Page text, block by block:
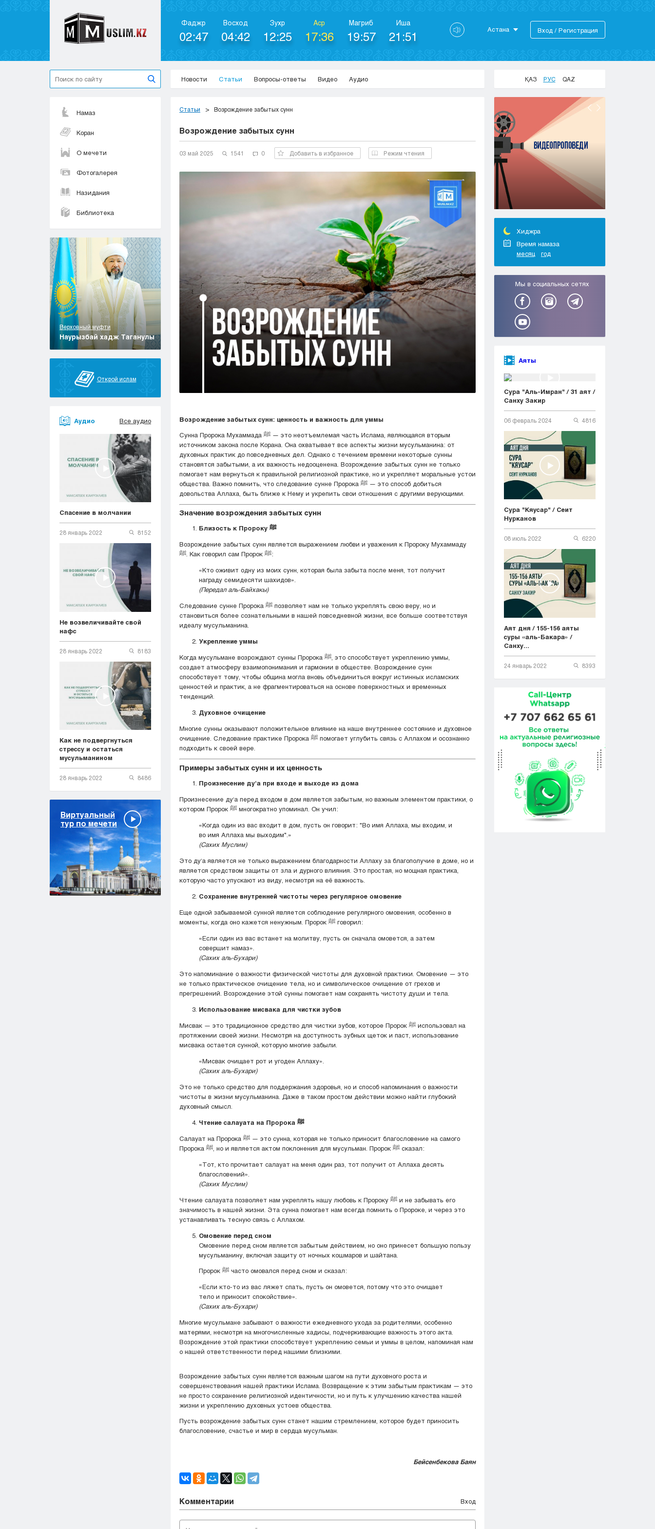
Фаджр
02:47
Восход
04:42
Зухр
12:25
Аср
17:36
Магриб
19:57
Иша
21:51 Астана
Актобе
Жезказган
Караганда
Кокшетау
Костанай
Кызылорда
Павлодар
Петропавловск
Талдыкорган
Тараз
Туркестан
Усть-Каменогорск
Шымкент
Вход / Регистрация
Новости Статьи Вопросы-ответы Видео Аудио ҚАЗ РУС QAZ
Намаз
Коран
О мечети
Фотогалерея
Назидания
Библиотека
Верховный муфти
Наурызбай хадж Таганулы
Открой ислам
Аудио Все аудио
Спасение в молчании
28 январь 2022 8152
Не возвеличивайте свой
нафс
28 январь 2022 8183
Как не подвергнуться
стрессу и остаться
мусульманином
28 январь 2022 8486
Виртуальный
тур по мечети
Статьи Возрождение забытых сунн
Возрождение забытых сунн
03 май 2025 1541 0 Добавить в избранное Режим чтения
Возрождение забытых сунн: ценность и важность для уммы
Сунна Пророка Мухаммада ﷺ — это неотъемлемая часть Ислама, являющаяся вторым
источником закона после Корана. Она охватывает все аспекты жизни мусульманина: от
духовных практик до повседневных дел. Однако с течением времени некоторые сунны
становятся забытыми, а их важность недооценена. Возрождение забытых сунн не только
помогает нам вернуться к правильной религиозной практике, но и укрепляет моральные устои
общества. Важно помнить, что следование сунне Пророка ﷺ — это способ добиться
довольства Аллаха, быть ближе к Нему и укрепить свои отношения с другими верующими.
Значение возрождения забытых сунн
Близость к Пророку ﷺ
Возрождение забытых сунн является выражением любви и уважения к Пророку Мухаммаду
ﷺ. Как говорил сам Пророк ﷺ:
«Кто оживит одну из моих сунн, которая была забыта после меня, тот получит
награду семидесяти шахидов».
(Передал аль-Байхакы)
Следование сунне Пророка ﷺ позволяет нам не только укреплять свою веру, но и
становиться более сознательными в нашей повседневной жизни, все больше соответствуя
идеалу мусульманина.
Укрепление уммы
Когда мусульмане возрождают сунны Пророка ﷺ, это способствует укреплению уммы,
создает атмосферу взаимопонимания и гармонии в обществе. Возрождение сунн
способствует тому, чтобы община могла вновь объединиться вокруг истинных исламских
ценностей и практик, а не фрагментироваться на основе поверхностных и временных
тенденций.
Духовное очищение
Многие сунны оказывают положительное влияние на наше внутреннее состояние и духовное
очищение. Следование практике Пророка ﷺ помогает углубить связь с Аллахом и осознанно
подходить к своей вере.
Примеры забытых сунн и их ценность
Произнесение ду‘а при входе и выходе из дома
Произнесение ду‘а перед входом в дом является забытым, но важным элементом практики, о
котором Пророк ﷺ многократно упоминал. Он учил:
«Когда один из вас входит в дом, пусть он говорит: "Во имя Аллаха, мы входим, и
во имя Аллаха мы выходим".»
(Сахих Муслим)
Это ду‘а является не только выражением благодарности Аллаху за благополучие в доме, но и
является средством защиты от зла и дурного влияния. Это простая, но мощная практика,
которую часто упускают из виду, несмотря на её важность.
Сохранение внутренней чистоты через регулярное омовение
Еще одной забываемой сунной является соблюдение регулярного омовения, особенно в
моменты, когда оно кажется ненужным. Пророк ﷺ говорил:
«Если один из вас встанет на молитву, пусть он сначала омовется, а затем
совершит намаз».
(Сахих аль-Бухари)
Это напоминание о важности физической чистоты для духовной практики. Омовение — это
не только практическое очищение тела, но и символическое очищение от грехов и
прегрешений. Возрождение этой сунны помогает нам сохранять чистоту души и тела.
Использование мисвака для чистки зубов
Мисвак — это традиционное средство для чистки зубов, которое Пророк ﷺ использовал на
протяжении своей жизни. Несмотря на доступность зубных щеток и паст, использование
мисвака остается сунной, которую многие забыли.
«Мисвак очищает рот и угоден Аллаху».
(Сахих аль-Бухари)
Это не только средство для поддержания здоровья, но и способ напоминания о важности
чистоты в жизни мусульманина. Даже в таком простом действии можно найти глубокий
духовный смысл.
Чтение салауата на Пророка ﷺ
Салауат на Пророка ﷺ — это сунна, которая не только приносит благословение на самого
Пророка ﷺ, но и является актом поклонения для мусульман. Пророк ﷺ сказал:
«Тот, кто прочитает салауат на меня один раз, тот получит от Аллаха десять
благословений».
(Сахих Муслим)
Чтение салауата позволяет нам укреплять нашу любовь к Пророку ﷺ и не забывать его
значимость в нашей жизни. Эта сунна помогает нам всегда помнить о Пророке, и через это
устанавливать тесную связь с Аллахом.
Омовение перед сном
Омовение перед сном является забытым действием, но оно принесет большую пользу
мусульманину, включая защиту от ночных кошмаров и шайтана.
Пророк ﷺ часто омовался перед сном и сказал:
«Если кто-то из вас ляжет спать, пусть он омовется, потому что это очищает
тело и приносит спокойствие».
(Сахих аль-Бухари)
Многие мусульмане забывают о важности ежедневного ухода за родителями, особенно
матерями, несмотря на многочисленные хадисы, подчеркивающие важность этого акта.
Возрождение этой практики способствует укреплению семьи и уммы в целом, напоминая нам
о нашей ответственности перед нашими близкими.
Возрождение забытых сунн является важным шагом на пути духовного роста и
совершенствования нашей практики Ислама. Возвращение к этим забытым практикам — это
не просто сохранение религиозной идентичности, но и путь к улучшению качества нашей
жизни и укреплению духовных устоев общества.
Пусть возрождение забытых сунн станет нашим стремлением, которое будет приносить
благословение, счастье и мир в сердца мусульман.
Бейсенбекова Баян
Комментарии Вход
Хиджра
Время намаза
месяц
год
Мы в социальных сетях
Аяты
Сура "Аль-Имран" / 31 аят /
Санху Закир
06 февраль 2024 4816
Сура "Кяусар" / Сеит
Нурканов
08 июль 2022 6220
Аят дня / 155-156 аяты
суры «аль-Бакара» /
Санху...
24 январь 2022 8393